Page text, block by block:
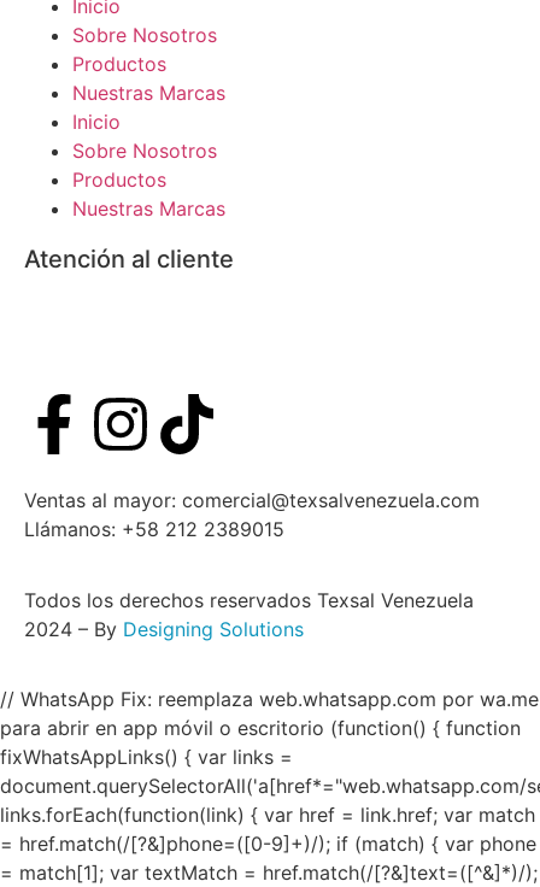
Inicio
Sobre Nosotros
Productos
Nuestras Marcas
Inicio
Sobre Nosotros
Productos
Nuestras Marcas
Atención al cliente
Ventas al mayor: comercial@texsalvenezuela.com
Llámanos: +58 212 2389015
Todos los derechos reservados Texsal Venezuela
2024 – By Designing Solutions
// WhatsApp Fix: reemplaza web.whatsapp.com por wa.me
para abrir en app móvil o escritorio (function() { function
fixWhatsAppLinks() { var links =
document.querySelectorAll('a[href*="web.whatsapp.com/
links.forEach(function(link) { var href = link.href; var match
= href.match(/[?&]phone=([0-9]+)/); if (match) { var phone
= match[1]; var textMatch = href.match(/[?&]text=([^&]*)/);